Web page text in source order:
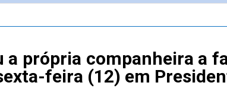
a própria companheira a
feira (12) em